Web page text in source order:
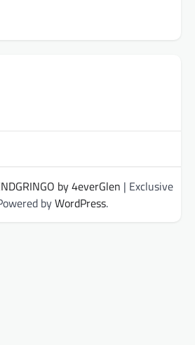
by 4everGlen | Exclusive
byWordPress.